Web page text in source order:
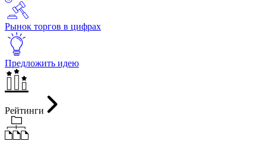
Рынок торгов в цифрах
Предложить идею
Рейтинги